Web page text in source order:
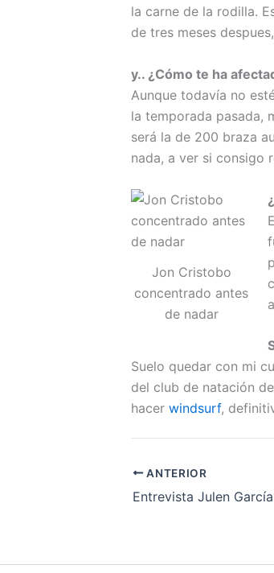
la carne de la rodilla.
de tres meses
y.. ¿Cómo te ha
Aunque todavía no
la temporada pasada,
será la de 200 braza
nada, a ver si consigo
Jon Cristobo
concentrado antes
de nadar
Suelo quedar con mi
del club de natación
hacer windsurf,
ANTERIOR
Entrevista Julen